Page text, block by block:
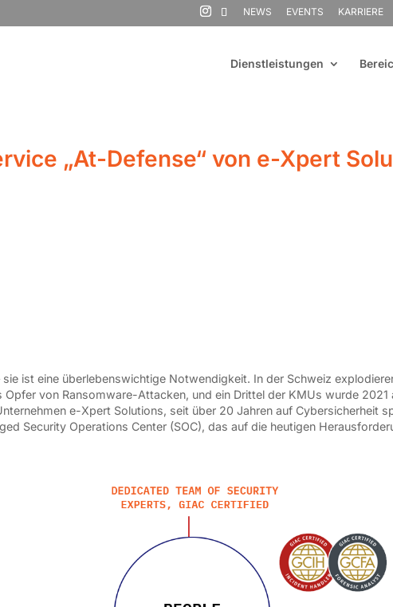
NEWS EVENTS KARRIERE
Dienstleistungen
„At-Defense“ von e-Xpert
ist eine überlebenswichtige Notwendigkeit. In der Schweiz
Opfer von Ransomware-Attacken, und ein Drittel der KMUs wurde
e-Xpert Solutions, seit über 20 Jahren auf Cybersicherheit
Security Operations Center (SOC), das auf die heutigen